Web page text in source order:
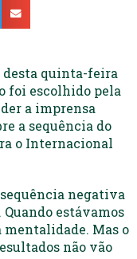
desta quinta-feira
foi escolhido pela
a imprensa
a sequência do
o Internacional
negativa
estávamos
mentalidade. Mas o
não vão